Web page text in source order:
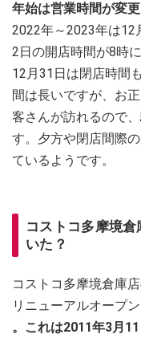
年始は営業時間が変更
2022年～2023年は12
2日の開店時間が8時
12月31日は閉店時間
間は長いですが、お
客さんが訪れるので
す。夕方や閉店間際
ているようです。
コストコ多摩境
いた？
コストコ多摩境倉庫
リニューアルオープ
。これは2011年3月